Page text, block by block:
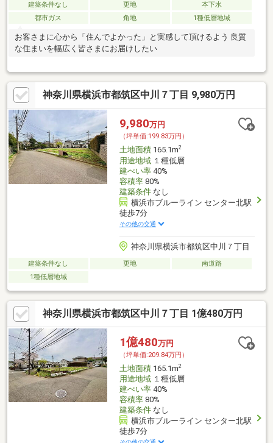
建築条件なし 更地
本下水
都市ガス
角地 1種低層地域
お客さまに心から「住んでよかった」と実感して頂けるよう 良質
な住まいを幅広く皆さまにお届けしたい
神奈川県横浜市都筑区中川７丁目 9,980万円
9,980万円
（坪単価:199.83万円）
土地面積165.1m2
用途地域１種低層
建ぺい率40%
容積率80%
建築条件なし
横浜市ブルーライン センター北駅
徒歩7分
その他の交通
神奈川県横浜市都筑区中川７丁目
建築条件なし 更地
南道路
1種低層地域
神奈川県横浜市都筑区中川７丁目 1億480万円
1億480万円
（坪単価:209.84万円）
土地面積165.1m2
用途地域１種低層
建ぺい率40%
容積率80%
建築条件なし
横浜市ブルーライン センター北駅
徒歩7分